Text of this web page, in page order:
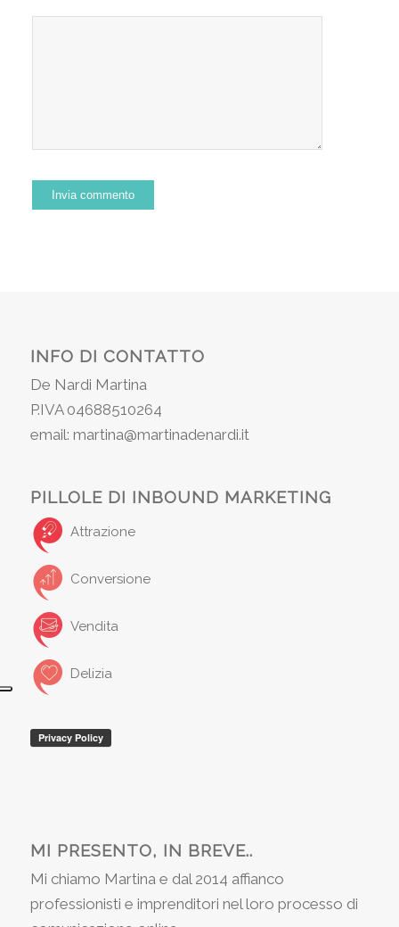
INFO DI CONTATTO
De Nardi Martina
P.IVA 04688510264
email: martina@martinadenardi.it
PILLOLE DI INBOUND MARKETING
Attrazione
Conversione
Vendita
Delizia
MI PRESENTO, IN BREVE..
Mi chiamo Martina e dal 2014 affianco
professionisti e imprenditori nel loro processo di